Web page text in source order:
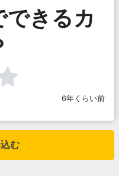
きるカ
6年くらい前
む